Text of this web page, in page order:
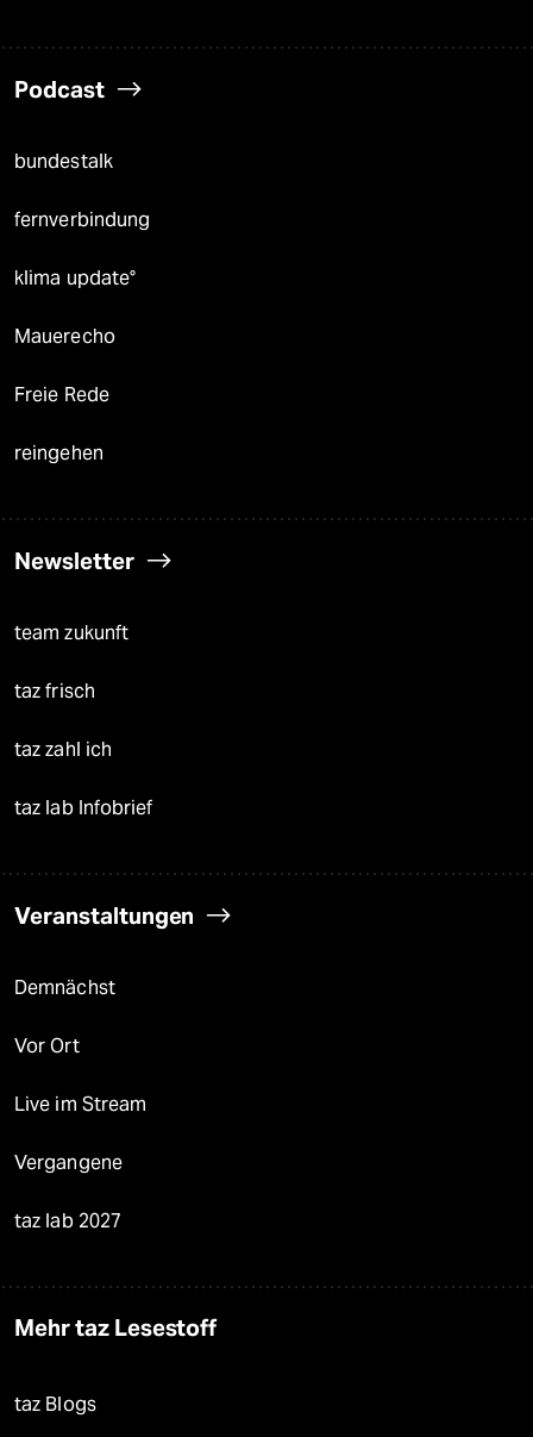
Podcast
bundestalk
fernverbindung
klima update°
Mauerecho
Freie Rede
reingehen
Newsletter
team zukunft
taz frisch
taz zahl ich
taz lab Infobrief
Veranstaltungen
Demnächst
Vor Ort
Live im Stream
Vergangene
taz lab 2027
Mehr taz Lesestoff
taz Blogs